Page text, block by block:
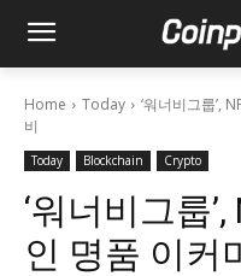
Home Today
‘워너비그룹’,
비
Today Blockchain Crypto
‘워너비그룹
인 명품 이커